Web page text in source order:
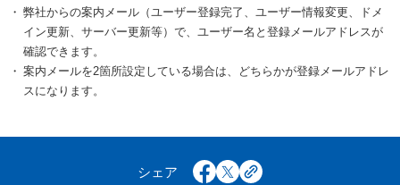
弊社からの案内メール（ユーザー登録完了、ユーザー情報変更、ドメ
イン更新、サーバー更新等）で、ユーザー名と登録メールアドレスが
確認できます。
案内メールを2箇所設定している場合は、どちらかが登録メールアドレ
スになります。
シェア facebook
x copy